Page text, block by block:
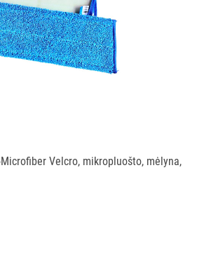
Velcro, mikropluošto, mėlyna,